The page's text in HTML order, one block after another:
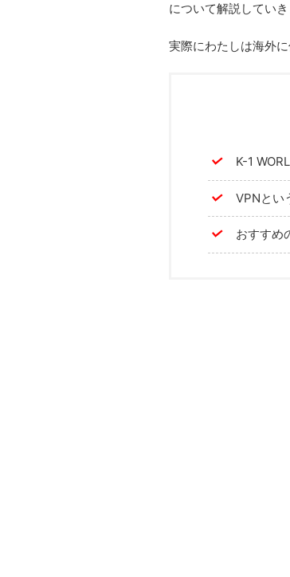
について解説していき
実際にわたしは海外
K-1
VPNとい
おすすめ